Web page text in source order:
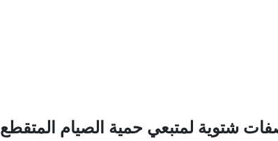
شتوية لمتبعي حمية الصيام المتقطع